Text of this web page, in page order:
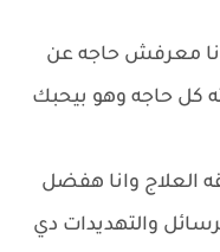
انا معرفش حاجه عن
كل حاجه وهو بيحبك
العلاج وانا هفضل
والتهديدات دي